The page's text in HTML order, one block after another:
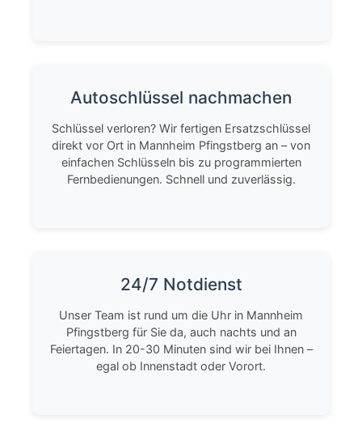
Autoschlüssel nachmachen
Schlüssel verloren? Wir fertigen Ersatzschlüssel
direkt vor Ort in Mannheim Pfingstberg an – von
einfachen Schlüsseln bis zu programmierten
Fernbedienungen. Schnell und zuverlässig.
24/7 Notdienst
Unser Team ist rund um die Uhr in Mannheim
Pfingstberg für Sie da, auch nachts und an
Feiertagen. In 20-30 Minuten sind wir bei Ihnen –
egal ob Innenstadt oder Vorort.